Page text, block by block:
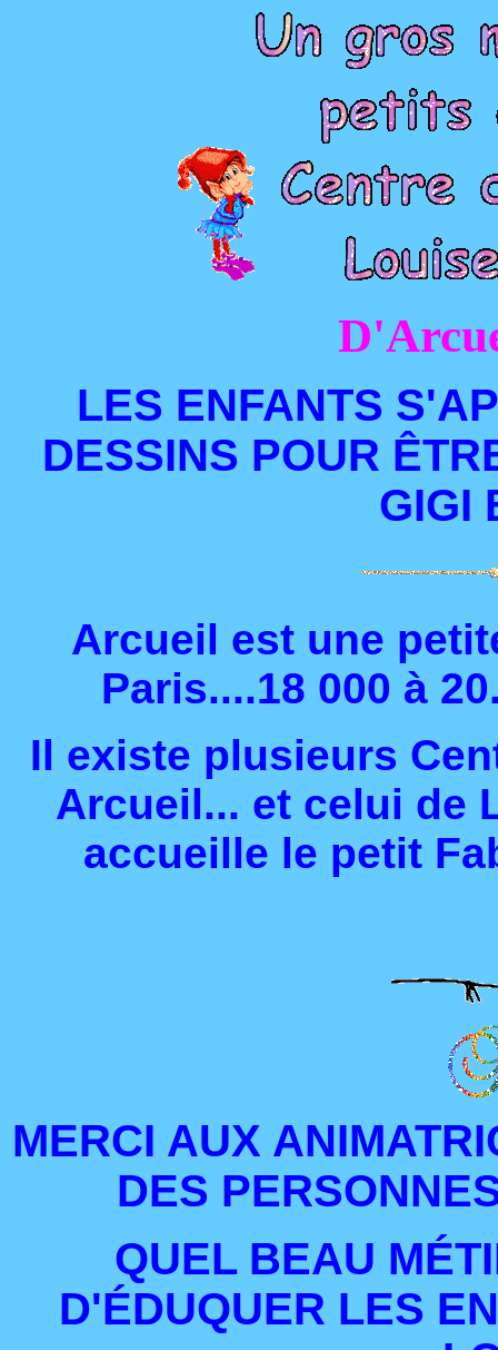
LES ENFANTS
DESSINS POUR
GIGI
Arcueil est une
Paris....18 000 à
Il existe plusieurs
Arcueil... et celui de
accueille le petit
MERCI AUX
DES
QUEL BEAU
D'ÉDUQUER LES